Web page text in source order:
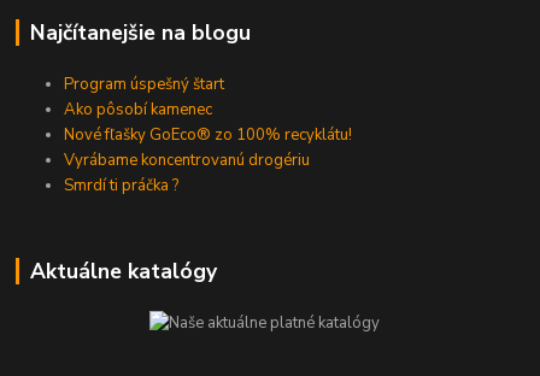
Najčítanejšie na blogu
Program úspešný štart
Ako pôsobí kamenec
Nové fľašky GoEco® zo 100% recyklátu!
Vyrábame koncentrovanú drogériu
Smrdí ti práčka ?
Aktuálne katalógy